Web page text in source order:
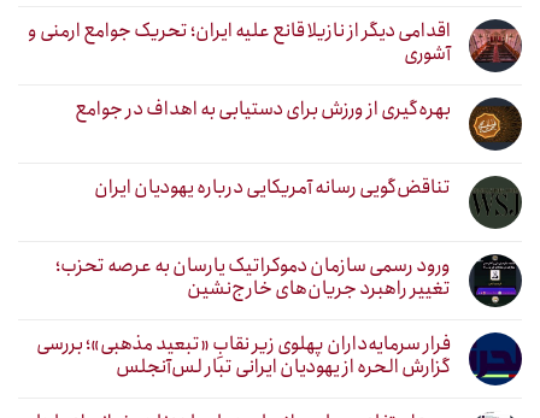
اقدامی دیگر از نازیلا قانع علیه ایران؛ تحریک جوامع ارمنی و
آشوری
بهره‌گیری از ورزش برای دستیابی به اهداف در جوامع
تناقض‌گویی رسانه آمریکایی درباره یهودیان ایران
ورود رسمی سازمان دموکراتیک یارسان به عرصه تحزب؛
تغییر راهبرد جریان‌های خارج‌نشین
فرار سرمایه‌داران پهلوی زیر نقابِ «تبعید مذهبی»؛ بررسی
گزارش الحره از یهودیان ایرانی تبار لس‌آنجلس